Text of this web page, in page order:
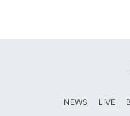
NEWS LIVE